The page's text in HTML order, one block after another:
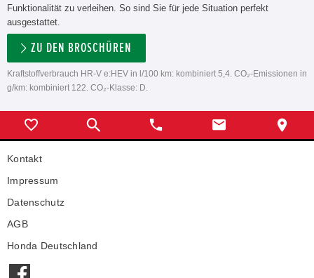
Funktionalität zu verleihen. So sind Sie für jede Situation perfekt
ausgestattet.
ZU DEN BROSCHÜREN
Kraftstoffverbrauch HR-V e:HEV in l/100 km: kombiniert 5,4. CO₂-Emissionen in
g/km: kombiniert 122. CO₂-Klasse: D.
Kontakt
Impressum
Datenschutz
AGB
Honda Deutschland